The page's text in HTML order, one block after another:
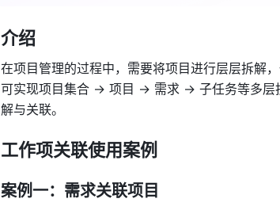
介绍
在项目管理的过程中，需要将项目进行层层拆解
可实现项目集合 → 项目 → 需求 → 子任务等多层
解与关联。
工作项关联使用案例
案例一：需求关联项目